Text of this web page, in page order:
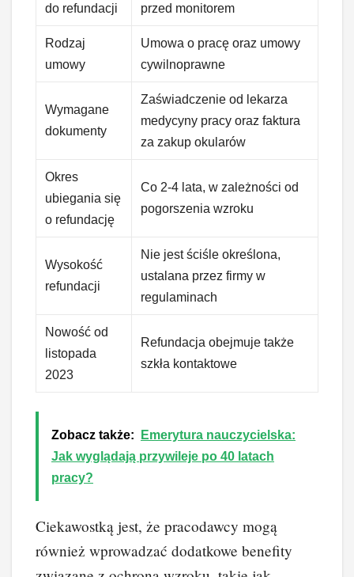
do refundacji przed monitorem
Rodzaj
umowy
Umowa o pracę oraz umowy
cywilnoprawne
Wymagane
dokumenty
Zaświadczenie od lekarza
medycyny pracy oraz faktura
za zakup okularów
Okres
ubiegania się
o refundację
Co 2-4 lata, w zależności od
pogorszenia wzroku
Wysokość
refundacji
Nie jest ściśle określona,
ustalana przez firmy w
regulaminach
Nowość od
listopada
2023
Refundacja obejmuje także
szkła kontaktowe
Zobacz także:
Emerytura nauczycielska:
Jak wyglądają przywileje po 40 latach
pracy?
Ciekawostką jest, że pracodawcy mogą
również wprowadzać dodatkowe benefity